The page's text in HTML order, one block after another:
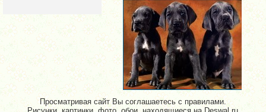
Просматривая сайт Вы соглашаетесь с правилами.